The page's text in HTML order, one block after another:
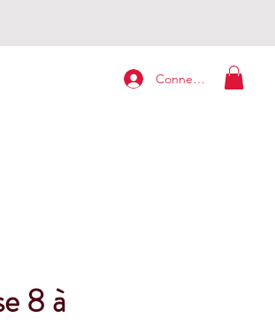
Connexion
8 à